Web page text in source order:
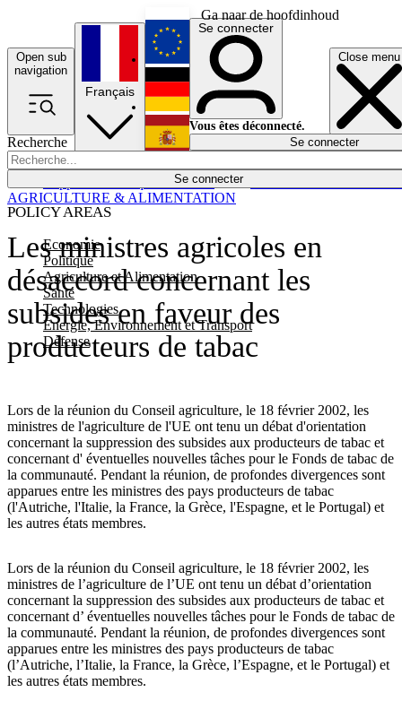
Ga naar de hoofdinhoud
Open sub
navigation
Close menu
Recherche
Se connecter
POLICY AREAS
Economie
Politique
Agriculture et Alimentation
Santé
Technologies
Energie, Environnement et Transport
Défense
Économie
Français
English
Deutsch
Español
Se connecter
Vous êtes déconnecté.
Se connecter
Les ministres agricoles en
désaccord concernant les
subsides en faveur des
producteurs de tabac
Lors de la réunion du Conseil agriculture, le 18 février 2002, les
ministres de l'agriculture de l'UE ont tenu un débat d'orientation
concernant la suppression des subsides aux producteurs de tabac et
concernant d' éventuelles nouvelles tâches pour le Fonds de tabac de
la communauté. Pendant la réunion, de profondes divergences sont
apparues entre les ministres des pays producteurs de tabac
(l'Autriche, l'Italie, la France, la Grèce, l'Espagne, et le Portugal) et
les autres états membres.
AGRICULTURE & ALIMENTATION
Lors de la réunion du Conseil agriculture, le 18 février 2002, les
ministres de l’agriculture de l’UE ont tenu un débat d’orientation
concernant la suppression des subsides aux producteurs de tabac et
concernant d’ éventuelles nouvelles tâches pour le Fonds de tabac de
la communauté. Pendant la réunion, de profondes divergences sont
apparues entre les ministres des pays producteurs de tabac
(l’Autriche, l’Italie, la France, la Grèce, l’Espagne, et le Portugal) et
les autres états membres.